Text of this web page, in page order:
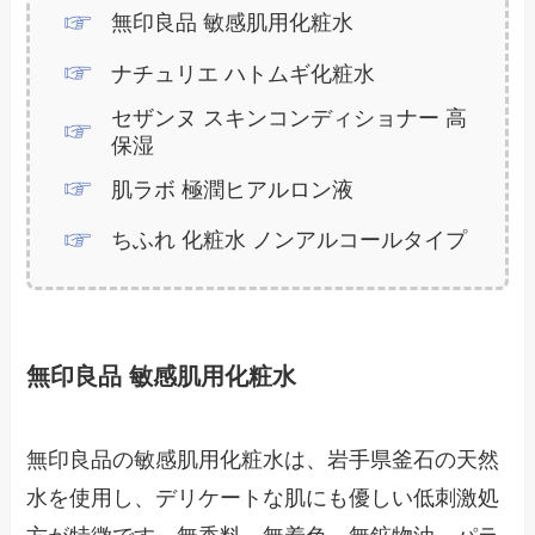
無印良品 敏感肌用化粧水
ナチュリエ ハトムギ化粧水
セザンヌ スキンコンディショナー 高
保湿
肌ラボ 極潤ヒアルロン液
ちふれ 化粧水 ノンアルコールタイプ
無印良品 敏感肌用化粧水
無印良品の敏感肌用化粧水は、岩手県釜石の天然
水を使用し、デリケートな肌にも優しい低刺激処